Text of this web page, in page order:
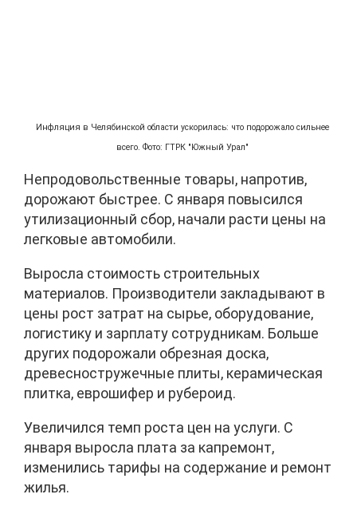
Инфляция в Челябинской области ускорилась: что подорожало сильнее
всего. Фото: ГТРК "Южный Урал"
Непродовольственные товары, напротив,
дорожают быстрее. С января повысился
утилизационный сбор, начали расти цены на
легковые автомобили.
Выросла стоимость строительных
материалов. Производители закладывают в
цены рост затрат на сырье, оборудование,
логистику и зарплату сотрудникам. Больше
других подорожали обрезная доска,
древесностружечные плиты, керамическая
плитка, еврошифер и рубероид.
Увеличился темп роста цен на услуги. С
января выросла плата за капремонт,
изменились тарифы на содержание и ремонт
жилья.